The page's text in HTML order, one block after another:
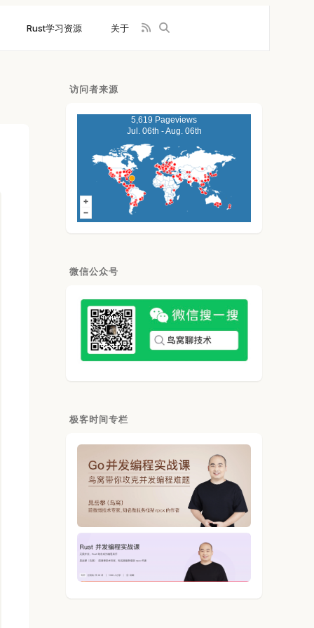
Rust学习资源 关于
访问者来源
5,619 Pageviews
Jul. 06th - Aug. 06th
微信公众号
极客时间专栏